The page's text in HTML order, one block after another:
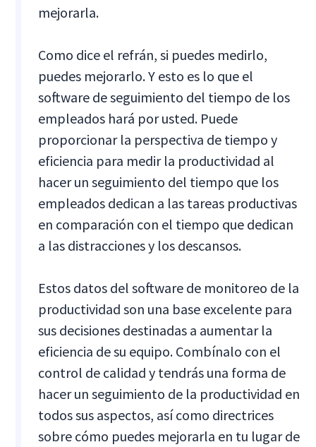
mejorarla.
Como dice el refrán, si puedes medirlo,
puedes mejorarlo. Y esto es lo que el
software de seguimiento del tiempo de los
empleados hará por usted. Puede
proporcionar la perspectiva de tiempo y
eficiencia para medir la productividad al
hacer un seguimiento del tiempo que los
empleados dedican a las tareas productivas
en comparación con el tiempo que dedican
a las distracciones y los descansos.
Estos datos del software de monitoreo de la
productividad son una base excelente para
sus decisiones destinadas a aumentar la
eficiencia de su equipo. Combínalo con el
control de calidad y tendrás una forma de
hacer un seguimiento de la productividad en
todos sus aspectos, así como directrices
sobre cómo puedes mejorarla en tu lugar de